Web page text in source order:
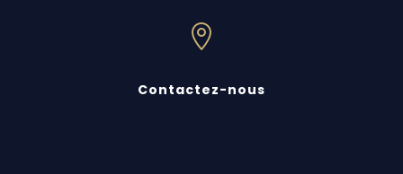

Contactez-nous